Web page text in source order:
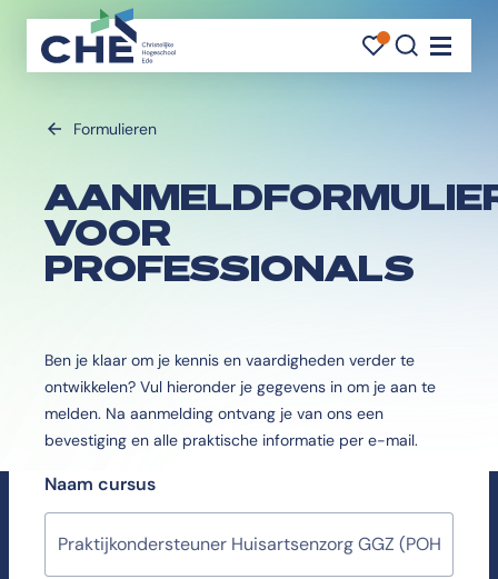
Formulieren
VOOR
PROFESSIONALS
Ben je klaar om je kennis en vaardigheden verder te
ontwikkelen? Vul hieronder je gegevens in om je aan te
melden. Na aanmelding ontvang je van ons een
bevestiging en alle praktische informatie per e-mail.
Naam cursus